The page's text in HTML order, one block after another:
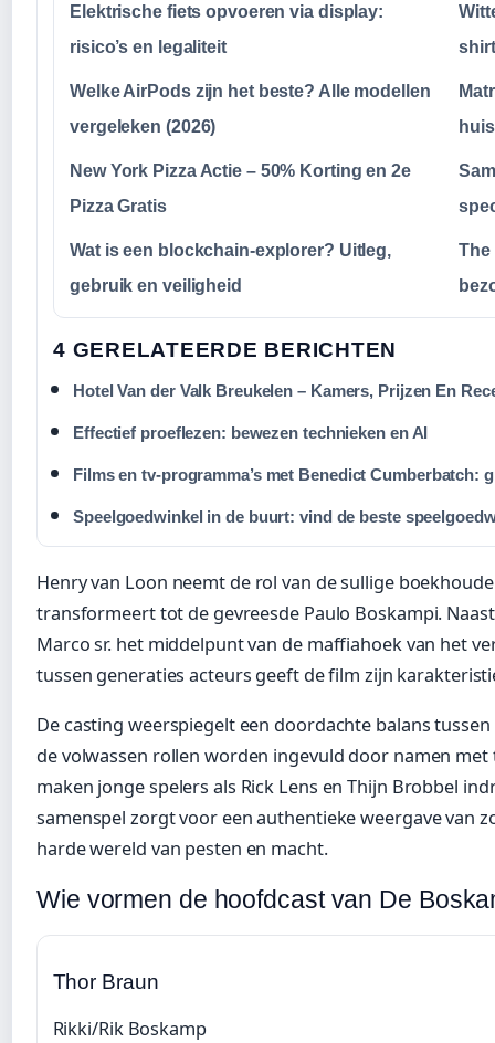
Elektrische fiets opvoeren via display:
risico’s en legaliteit
Welke AirPods zijn het beste? Alle modellen
vergeleken (2026)
New York Pizza Actie – 50% Korting en 2e
Pizza Gratis
Wat is een blockchain-explorer? Uitleg,
gebruik en veiligheid
The
4 GERELATEERDE BERICHTEN
Hotel Van der Valk Breukelen – Kamers, Prijzen En
Effectief proeflezen: bewezen technieken en AI
Films en tv-programma’s met Benedict Cumberbatch:
Speelgoedwinkel in de buurt: vind de beste
Henry van Loon neemt de rol van de sullige
transformeert tot de gevreesde Paulo Boskampi.
Marco sr. het middelpunt van de maffiahoek van het
tussen generaties acteurs geeft de film zijn
De casting weerspiegelt een doordachte balans
de volwassen rollen worden ingevuld door namen
maken jonge spelers als Rick Lens en Thijn Brobbel
samenspel zorgt voor een authentieke weergave van
harde wereld van pesten en macht.
Wie vormen de hoofdcast van De
Thor Braun
Rikki/Rik Boskamp